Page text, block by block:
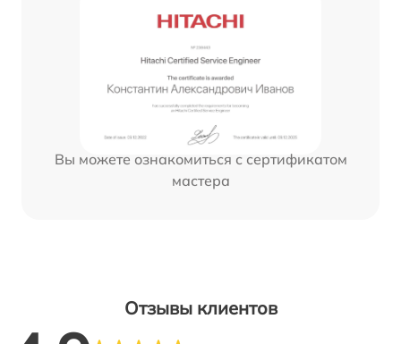
Вы можете ознакомиться с сертификатом
мастера
Отзывы клиентов